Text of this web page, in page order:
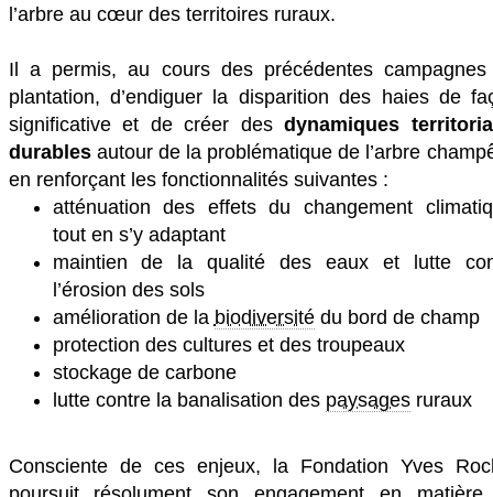
l’arbre au cœur des territoires ruraux.
Il a permis, au cours des précédentes
plantation, d’endiguer la disparition des haies de
significative et de créer des dynamiques
durablesautour de la problématique de l’arbre
en renforçant les fonctionnalités suivantes :
atténuation des effets du changement
tout en s’y adaptant
maintien de la qualité des eaux et lutte
l’érosion des sols
amélioration de la biodiversitédu bord de champ
protection des cultures et des troupeaux
stockage de carbone
lutte contre la banalisation des paysagesruraux
Consciente de ces enjeux, la Fondation Yves